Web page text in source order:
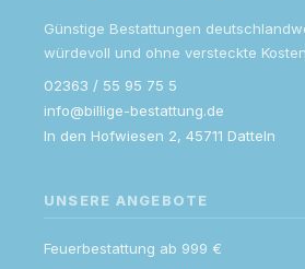
Günstige Bestattungen
würdevoll und ohne versteckte
02363 / 55 95 75 5
info@billige-bestattung.de
In den Hofwiesen 2, 45711 Datteln
UNSERE ANGEBOTE
Feuerbestattung ab 999 €